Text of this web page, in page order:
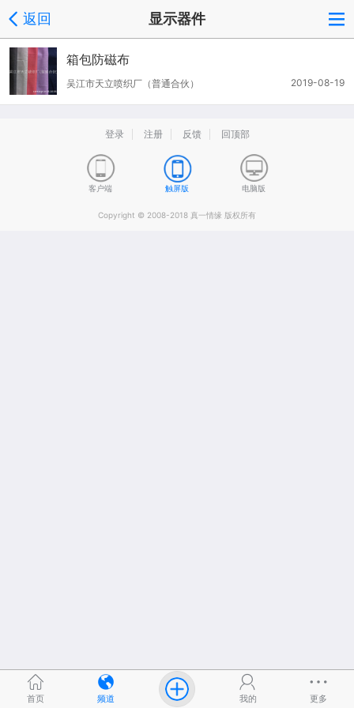
返回 显示器件
箱包防磁布
2019-08-19
吴江市天立喷织厂（普通合伙）
登录 注册 反馈 回顶部
客户端 触屏版 电脑版
Copyright © 2008-2018 真一情缘 版权所有
首页 频道 我的 更多